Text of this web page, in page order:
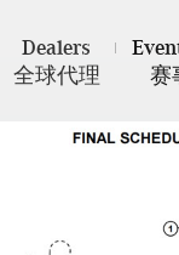
Dealers
全球代理
赛